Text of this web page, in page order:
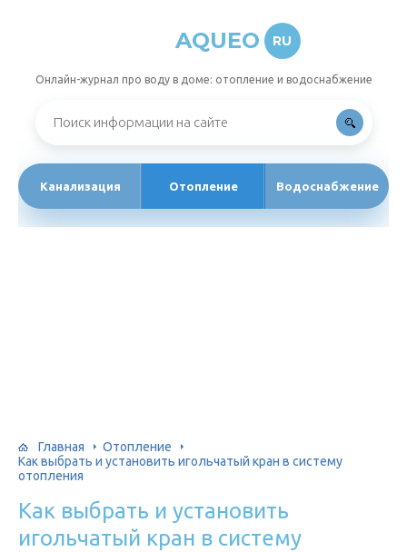
AQUEO RU
Онлайн-журнал про воду в доме: отопление и водоснабжение
Канализация Отопление Водоснабжение
Главная
Отопление
Как выбрать и установить игольчатый кран в систему
отопления
Как выбрать и установить
игольчатый кран в систему